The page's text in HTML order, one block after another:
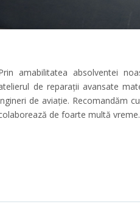
amabilitatea absolventei
de reparații avansate
de aviație. Recomandăm
de foarte multă vreme.